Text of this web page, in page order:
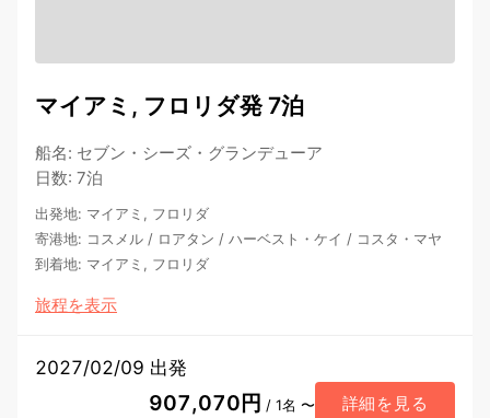
マイアミ, フロリダ発 7泊
船名: セブン・シーズ・グランデューア
日数: 7泊
出発地: マイアミ, フロリダ
寄港地: コスメル / ロアタン / ハーベスト・ケイ / コスタ・マヤ
到着地: マイアミ, フロリダ
旅程を表示
2027/02/09 出発
907,070円 / 1名 〜 詳細を見る